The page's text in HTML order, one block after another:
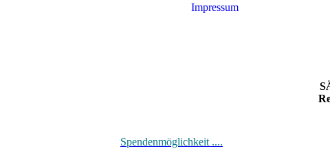
Impressum
Spendenmöglichkeit ....